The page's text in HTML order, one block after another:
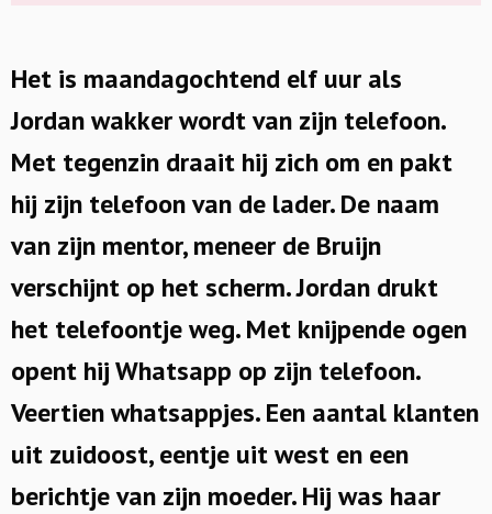
Het is maandagochtend elf uur als
Jordan wakker wordt van zijn telefoon.
Met tegenzin draait hij zich om en pakt
hij zijn telefoon van de lader. De naam
van zijn mentor, meneer de Bruijn
verschijnt op het scherm. Jordan drukt
het telefoontje weg. Met knijpende ogen
opent hij Whatsapp op zijn telefoon.
Veertien whatsappjes. Een aantal klanten
uit zuidoost, eentje uit west en een
berichtje van zijn moeder. Hij was haar